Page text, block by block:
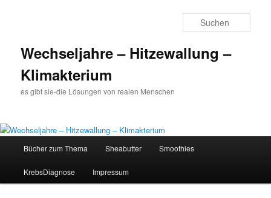
Wechseljahre – Hitzewallung –
Klimakterium
es gibt sie-die Lösungen von realen Menschen
Zum
Inhalt
Zum
sekundären
Bücher zum Thema Sheabutter Smoothies
KrebsDiagnose Impressum